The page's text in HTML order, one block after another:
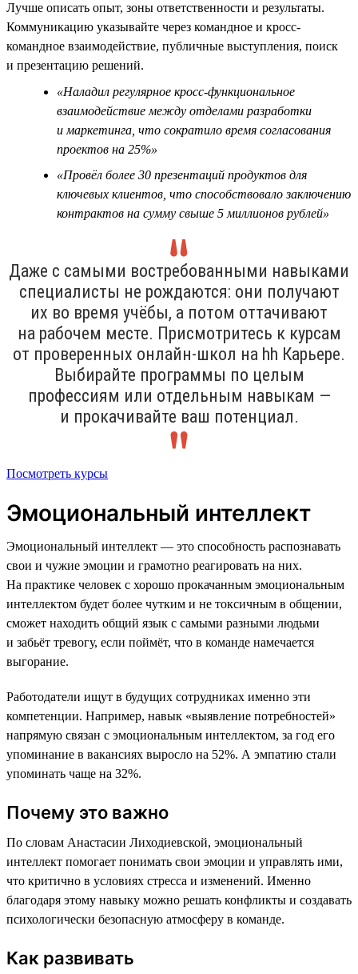
Лучше описать опыт, зоны ответственности и результаты.
Коммуникацию указывайте через командное и кросс-
командное взаимодействие, публичные выступления, поиск
и презентацию решений.
«Наладил регулярное кросс-функциональное
взаимодействие между отделами разработки
и маркетинга, что сократило время согласования
проектов на 25%»
«Провёл более 30 презентаций продуктов для
ключевых клиентов, что способствовало заключению
контрактов на сумму свыше 5 миллионов рублей»
Даже с самыми востребованными навыками
специалисты не рождаются: они получают
их во время учёбы, а потом оттачивают
на рабочем месте. Присмотритесь к курсам
от проверенных онлайн-школ на hh Карьере.
Выбирайте программы по целым
профессиям или отдельным навыкам —
и прокачивайте ваш потенциал.
Посмотреть курсы
Эмоциональный интеллект
Эмоциональный интеллект — это способность распознавать
свои и чужие эмоции и грамотно реагировать на них.
На практике человек с хорошо прокачанным эмоциональным
интеллектом будет более чутким и не токсичным в общении,
сможет находить общий язык с самыми разными людьми
и забьёт тревогу, если поймёт, что в команде намечается
выгорание.
Работодатели ищут в будущих сотрудниках именно эти
компетенции. Например, навык «выявление потребностей»
напрямую связан с эмоциональным интеллектом, за год его
упоминание в вакансиях выросло на 52%. А эмпатию стали
упоминать чаще на 32%.
Почему это важно
По словам Анастасии Лиходиевской, эмоциональный
интеллект помогает понимать свои эмоции и управлять ими,
что критично в условиях стресса и изменений. Именно
благодаря этому навыку можно решать конфликты и создавать
психологически безопасную атмосферу в команде.
Как развивать